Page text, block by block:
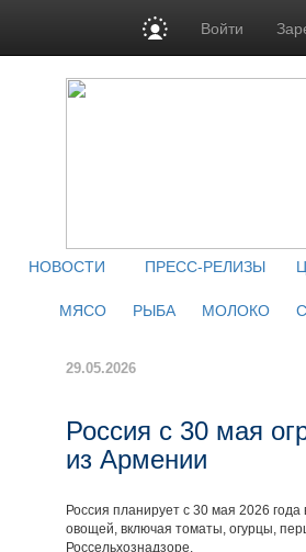
Войти
НОВОСТИ ПРЕСС-РЕЛИЗЫ
МЯСО
РЫБА МОЛОКО
29.05.2026
Россия с 30 мая
из Армении
Россия планирует с 30 мая 2026
овощей, включая томаты, огурцы,
Россельхознадзоре.